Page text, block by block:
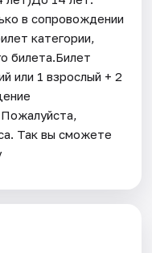
в сопровождении
категории,
билета.Билет
или 1 взрослый + 2
Так вы сможете